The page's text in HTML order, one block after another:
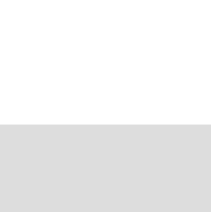
Essenz des